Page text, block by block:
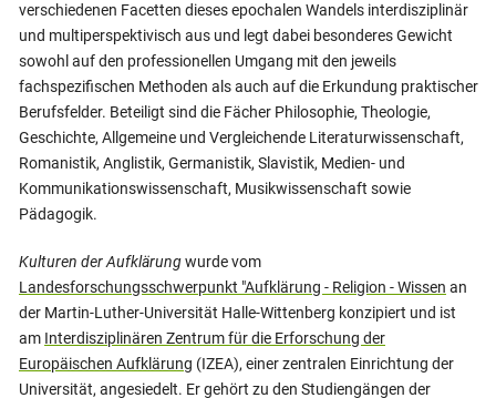
verschiedenen Facetten dieses epochalen Wandels interdisziplinär
und multiperspektivisch aus und legt dabei besonderes Gewicht
sowohl auf den professionellen Umgang mit den jeweils
fachspezifischen Methoden als auch auf die Erkundung praktischer
Berufsfelder. Beteiligt sind die Fächer Philosophie, Theologie,
Geschichte, Allgemeine und Vergleichende Literaturwissenschaft,
Romanistik, Anglistik, Germanistik, Slavistik, Medien- und
Kommunikationswissenschaft, Musikwissenschaft sowie
Pädagogik.
Kulturen der Aufklärungwurde vom
Landesforschungsschwerpunkt "Aufklärung - Religion - Wissen an
der Martin-Luther-Universität Halle-Wittenberg konzipiert und ist
am Interdisziplinären Zentrum für die Erforschung der
Europäischen Aufklärung (IZEA), einer zentralen Einrichtung der
Universität, angesiedelt. Er gehört zu den Studiengängen der